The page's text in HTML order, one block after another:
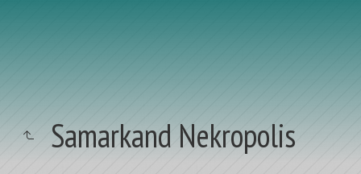
Samarkand Nekropolis